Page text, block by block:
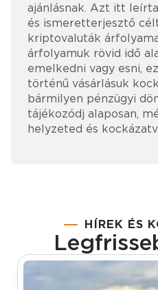
ajánlásnak. Azt itt
és ismeretterjesztő
kriptovaluták
árfolyamuk rövid idő
emelkedni vagy esni,
történű vásárlásuk
bármilyen pénzügyi
tájékozódj alaposan,
helyzeted és
HÍREK ÉS